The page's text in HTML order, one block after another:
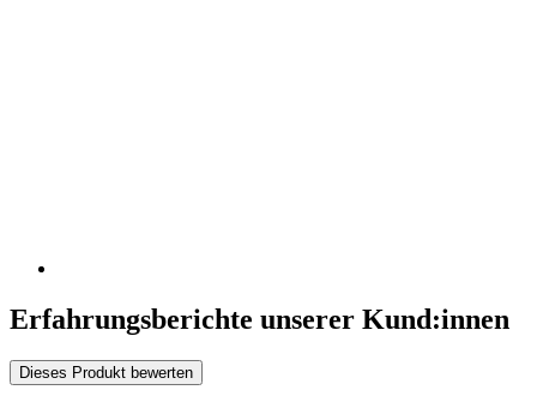
Erfahrungsberichte unserer Kund:innen
Dieses Produkt bewerten